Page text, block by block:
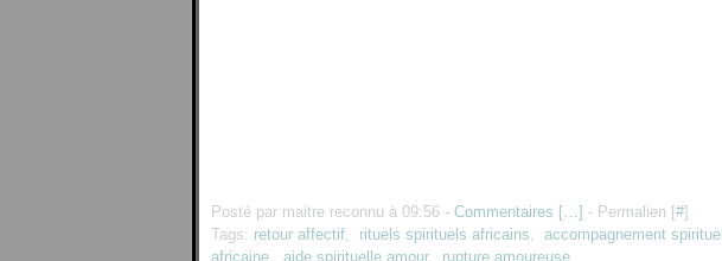
Posté par maitre reconnu à 09:56 - Commentaires […] - Permalien [#]
Tags: retour affectif, rituels spirituels africains, accompagnement spirituel
africaine, aide spirituelle amour, rupture amoureuse